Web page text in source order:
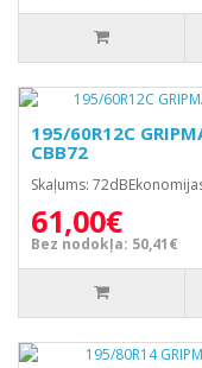
195/60R12C
CBB72
Skaļums:
61,00€
Bez nodokļa: 50,41€